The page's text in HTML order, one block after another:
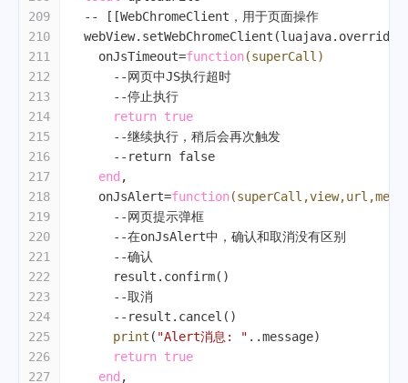
209
210
211
212
213
214
215
216
217
218
219
220
221
222
223
224
225
226
227
-- [[WebChromeClient，用于页面操作
    onJsTimeout=
function(superCall)
--网页中JS执行超时
--停止执行
return true
--继续执行，稍后会再次触发
--return false
end ,
    onJsAlert=
function
--网页提示弹框
--在onJsAlert中，确认和取消没有区别
--确认
      result.confirm()
--取消
--result.cancel()
print ( "Alert消息: " ..message)
return true
end ,